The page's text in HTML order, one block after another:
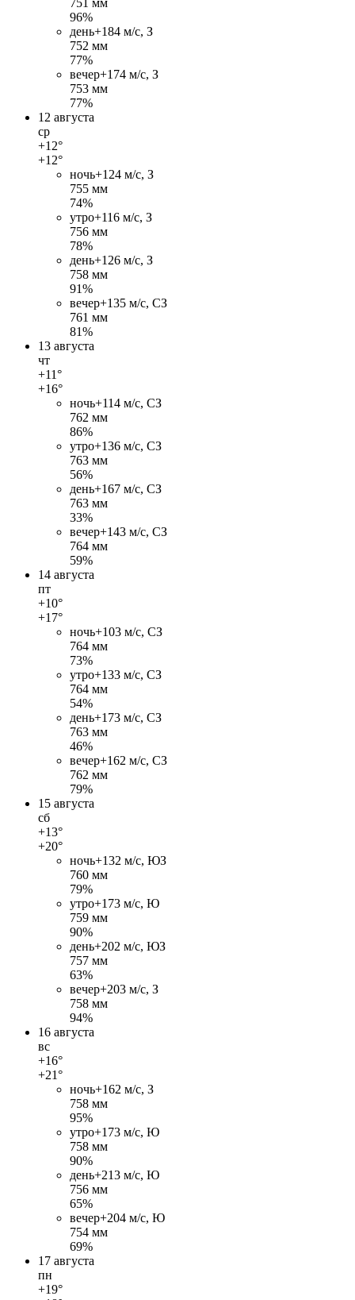
96%
день+184 м/c, З
752 мм
77%
вечер+174 м/c, З
753 мм
77%
12 августа
ср
+12°
+12°
ночь+124 м/c, З
755 мм
74%
утро+116 м/c, З
756 мм
78%
день+126 м/c, З
758 мм
91%
вечер+135 м/c, СЗ
761 мм
81%
13 августа
чт
+11°
+16°
ночь+114 м/c, СЗ
762 мм
86%
утро+136 м/c, СЗ
763 мм
56%
день+167 м/c, СЗ
763 мм
33%
вечер+143 м/c, СЗ
764 мм
59%
14 августа
пт
+10°
+17°
ночь+103 м/c, СЗ
764 мм
73%
утро+133 м/c, СЗ
764 мм
54%
день+173 м/c, СЗ
763 мм
46%
вечер+162 м/c, СЗ
762 мм
79%
15 августа
сб
+13°
+20°
ночь+132 м/c, ЮЗ
760 мм
79%
утро+173 м/c, Ю
759 мм
90%
день+202 м/c, ЮЗ
757 мм
63%
вечер+203 м/c, З
758 мм
94%
16 августа
вс
+16°
+21°
ночь+162 м/c, З
758 мм
95%
утро+173 м/c, Ю
758 мм
90%
день+213 м/c, Ю
756 мм
65%
вечер+204 м/c, Ю
754 мм
69%
17 августа
пн
+19°